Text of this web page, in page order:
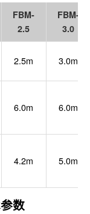
FBM-
2.5
FBM-
3.0
2.5m 3.0m
6.0m 6.0m
4.2m 5.0m
数